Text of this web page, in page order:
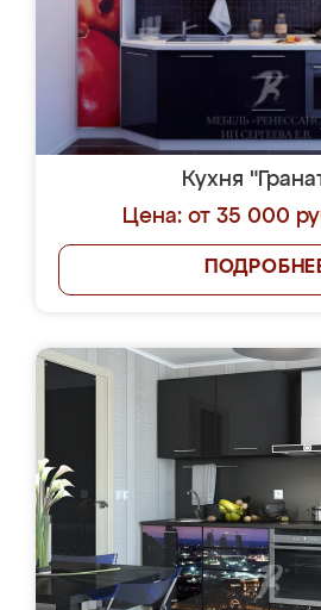
Кухня
Цена: от 35 000